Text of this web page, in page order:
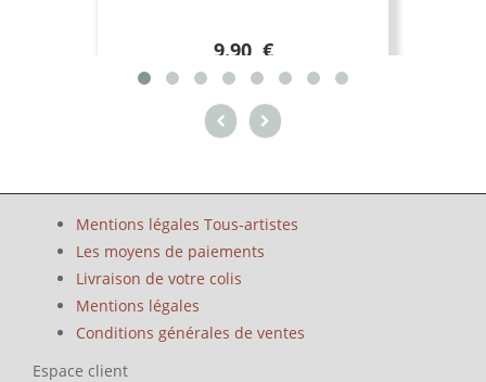
9.90 €
Mentions légales Tous-artistes
Les moyens de paiements
Livraison de votre colis
Mentions légales
Conditions générales de ventes
Espace client